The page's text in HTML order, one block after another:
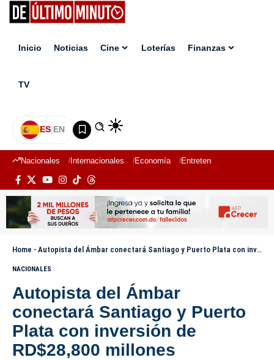
Inicio Noticias Cine Loterías Finanzas
TV
ES|EN
Nacionales Internacionales Economía Entretenimiento
Home - Autopista del Ámbar conectará Santiago y Puerto Plata con inversión de RD$28,800 millones
NACIONALES
Autopista del Ámbar
conectará Santiago y Puerto
Plata con inversión de
RD$28,800 millones